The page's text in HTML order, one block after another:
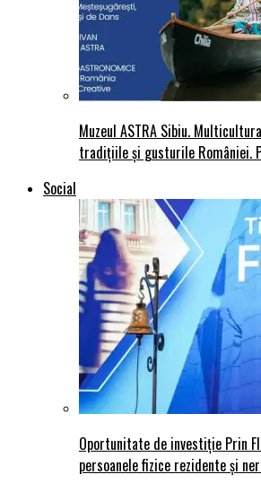
Muzeul ASTRA Sibiu.
tradițiile și gusturile României.
Social
Oportunitate de investiție Prin
persoanele fizice rezidente și